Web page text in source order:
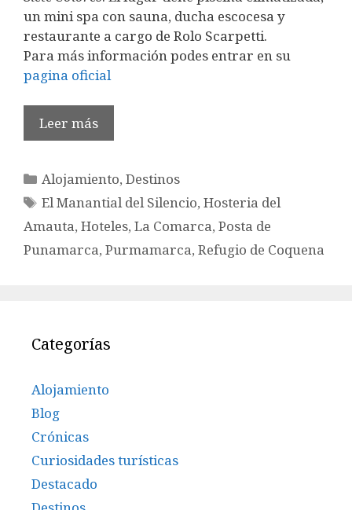
un mini spa con sauna, ducha escocesa y
restaurante a cargo de Rolo Scarpetti.
Para más información podes entrar en su
pagina oficial
Leer más
Categorías
Alojamiento,Destinos
Etiquetas
El Manantial del Silencio,Hosteria del
Amauta, Hoteles, La Comarca, Posta de
Punamarca, Purmamarca, Refugio de Coquena
Categorías
Alojamiento
Blog
Crónicas
Curiosidades turísticas
Destacado